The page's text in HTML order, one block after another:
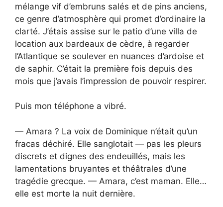
mélange vif d’embruns salés et de pins anciens,
ce genre d’atmosphère qui promet d’ordinaire la
clarté. J’étais assise sur le patio d’une villa de
location aux bardeaux de cèdre, à regarder
l’Atlantique se soulever en nuances d’ardoise et
de saphir. C’était la première fois depuis des
mois que j’avais l’impression de pouvoir respirer.
Puis mon téléphone a vibré.
— Amara ? La voix de Dominique n’était qu’un
fracas déchiré. Elle sanglotait — pas les pleurs
discrets et dignes des endeuillés, mais les
lamentations bruyantes et théâtrales d’une
tragédie grecque. — Amara, c’est maman. Elle…
elle est morte la nuit dernière.